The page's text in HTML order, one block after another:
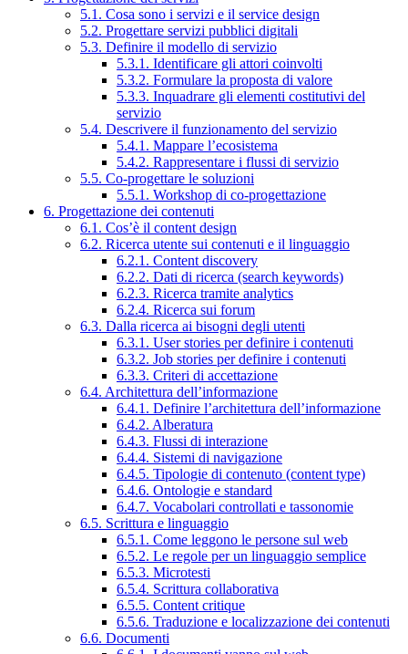
5.1. Cosa sono i servizi e il service design
5.2. Progettare servizi pubblici digitali
5.3. Definire il modello di servizio
5.3.1. Identificare gli attori coinvolti
5.3.2. Formulare la proposta di valore
5.3.3. Inquadrare gli elementi costitutivi del
servizio
5.4. Descrivere il funzionamento del servizio
5.4.1. Mappare l’ecosistema
5.4.2. Rappresentare i flussi di servizio
5.5. Co-progettare le soluzioni
5.5.1. Workshop di co-progettazione
6. Progettazione dei contenuti
6.1. Cos’è il content design
6.2. Ricerca utente sui contenuti e il linguaggio
6.2.1. Content discovery
6.2.2. Dati di ricerca (search keywords)
6.2.3. Ricerca tramite analytics
6.2.4. Ricerca sui forum
6.3. Dalla ricerca ai bisogni degli utenti
6.3.1. User stories per definire i contenuti
6.3.2. Job stories per definire i contenuti
6.3.3. Criteri di accettazione
6.4. Architettura dell’informazione
6.4.1. Definire l’architettura dell’informazione
6.4.2. Alberatura
6.4.3. Flussi di interazione
6.4.4. Sistemi di navigazione
6.4.5. Tipologie di contenuto (content type)
6.4.6. Ontologie e standard
6.4.7. Vocabolari controllati e tassonomie
6.5. Scrittura e linguaggio
6.5.1. Come leggono le persone sul web
6.5.2. Le regole per un linguaggio semplice
6.5.3. Microtesti
6.5.4. Scrittura collaborativa
6.5.5. Content critique
6.5.6. Traduzione e localizzazione dei contenuti
6.6. Documenti